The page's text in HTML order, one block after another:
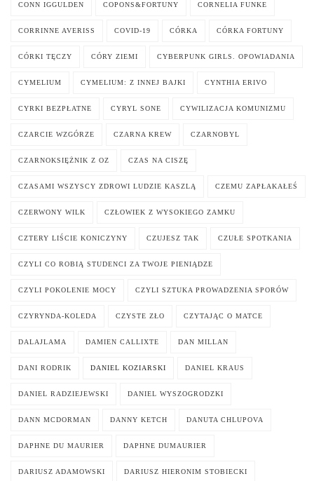
CONN IGGULDEN COPONS&FORTUNY CORNELIA FUNKE
CORRINNE AVERISS COVID-19 CÓRKA CÓRKA FORTUNY
CÓRKI TĘCZY CÓRY ZIEMI CYBERPUNK GIRLS. OPOWIADANIA
CYMELIUM CYMELIUM: Z INNEJ BAJKI CYNTHIA ERIVO
CYRKI BEZPŁATNE CYRYL SONE CYWILIZACJA KOMUNIZMU
CZARCIE WZGÓRZE CZARNA KREW CZARNOBYL
CZARNOKSIĘŻNIK Z OZ CZAS NA CISZĘ
CZASAMI WSZYSCY ZDROWI LUDZIE KASZLĄ CZEMU ZAPŁAKAŁEŚ
CZERWONY WILK CZŁOWIEK Z WYSOKIEGO ZAMKU
CZTERY LIŚCIE KONICZYNY CZUJESZ TAK CZUŁE SPOTKANIA
CZYLI CO ROBIĄ STUDENCI ZA TWOJE PIENIĄDZE
CZYLI POKOLENIE MOCY CZYLI SZTUKA PROWADZENIA SPORÓW
CZYRYNDA-KOLEDA CZYSTE ZŁO CZYTAJĄC O MATCE
DALAJLAMA DAMIEN CALLIXTE DAN MILLAN
DANI RODRIK DANIEL KOZIARSKI DANIEL KRAUS
DANIEL RADZIEJEWSKI DANIEL WYSZOGRODZKI
DANN MCDORMAN DANNY KETCH DANUTA CHLUPOVA
DAPHNE DU MAURIER DAPHNE DUMAURIER
DARIUSZ ADAMOWSKI DARIUSZ HIERONIM STOBIECKI